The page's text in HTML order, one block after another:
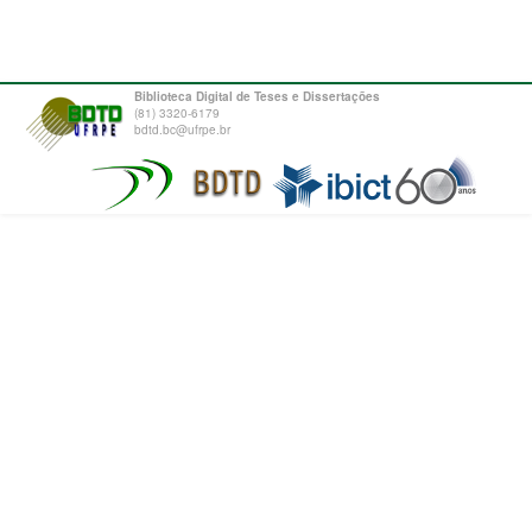
Biblioteca Digital de Teses e Dissertações
(81) 3320-6179
bdtd.bc@ufrpe.br